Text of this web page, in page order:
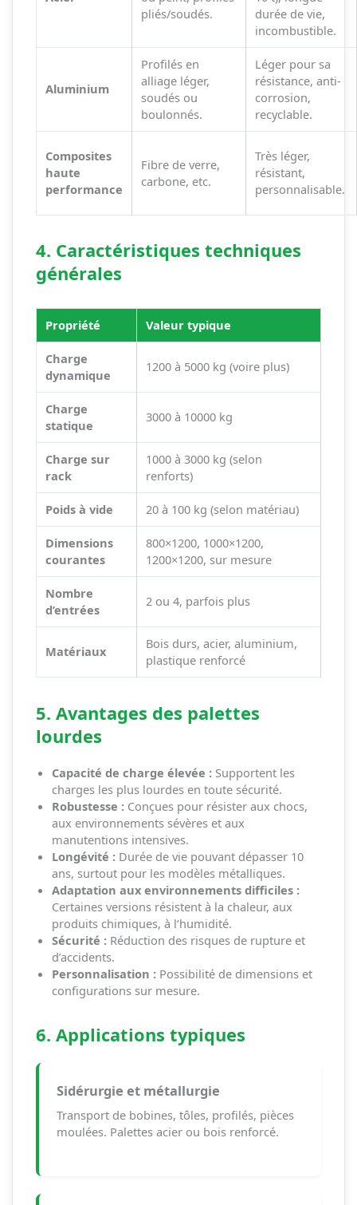
pliés/soudés.
durée de vie,
incombustible.
Aluminium
Profilés en
alliage léger,
soudés ou
boulonnés.
Léger pour sa
résistance, anti-
corrosion,
recyclable.
Composites
haute
performance
Fibre de verre,
carbone, etc.
Très léger,
résistant,
personnalisable.
4. Caractéristiques techniques
générales
Propriété Valeur typique
Charge
dynamique
1200 à 5000 kg (voire plus)
Charge
statique
3000 à 10000 kg
Charge sur
rack
1000 à 3000 kg (selon
renforts)
Poids à vide 20 à 100 kg (selon matériau)
Dimensions
courantes
800×1200, 1000×1200,
1200×1200, sur mesure
Nombre
d’entrées
2 ou 4, parfois plus
Matériaux
Bois durs, acier, aluminium,
plastique renforcé
5. Avantages des palettes
lourdes
Capacité de charge élevée :Supportent les
charges les plus lourdes en toute sécurité.
Robustesse :Conçues pour résister aux chocs,
aux environnements sévères et aux
manutentions intensives.
Longévité :Durée de vie pouvant dépasser 10
ans, surtout pour les modèles métalliques.
Adaptation aux environnements difficiles :
Certaines versions résistent à la chaleur, aux
produits chimiques, à l’humidité.
Sécurité :Réduction des risques de rupture et
d’accidents.
Personnalisation :Possibilité de dimensions et
configurations sur mesure.
6. Applications typiques
Sidérurgie et métallurgie
Transport de bobines, tôles, profilés, pièces
moulées. Palettes acier ou bois renforcé.